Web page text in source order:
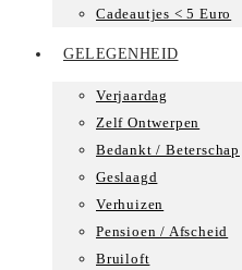
Cadeautjes < 5 Euro
GELEGENHEID
Verjaardag
Zelf Ontwerpen
Bedankt / Beterschap
Geslaagd
Verhuizen
Pensioen / Afscheid
Bruiloft